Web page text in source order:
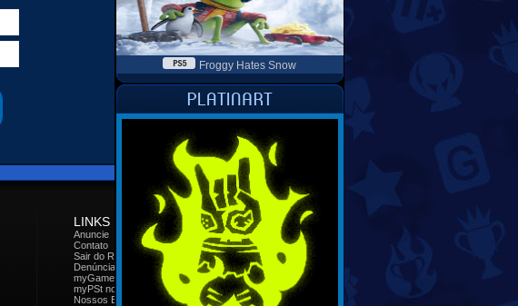
LINKS ESPECIAIS REDES SOCIAIS
Anuncie
Contato
Sair do Ranking
Denúncias
myGames
myPSt no seu site
Nossos Banners
Froggy Hates Snow